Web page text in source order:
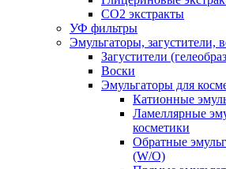
СО2 экстракты
УФ фильтры
Эмульгаторы, загустители,
Загустители
Воски
Эмульгаторы для
Катионные
Ламеллярные
косметики
Обратные
(W/O)